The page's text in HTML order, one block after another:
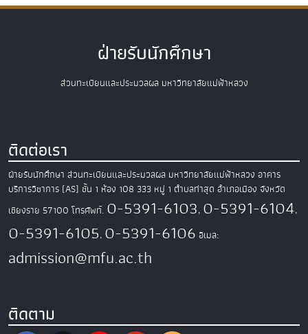
ฝ่ายรับนักศึกษา
ส่วนทะเบียนและประมวลผล มหาวิทยาลัยแม่ฟ้าหลวง
ติดต่อเรา
ฝ่ายรับนักศึกษา ส่วนทะเบียนและประมวลผล มหาวิทยาลัยแม่ฟ้าหลวง อาคาร
บริการวิชาการ (AS) ชั้น 1 ห้อง 108 333 หมู่ 1 ตำบลท่าสุด อำเภอเมือง จังหวัด
เชียงราย 57100 โทรศัพท์. 0-5391-6103, 0-5391-6104,
0-5391-6105, 0-5391-6106 อีเมล:
admission@mfu.ac.th
ติดตาม